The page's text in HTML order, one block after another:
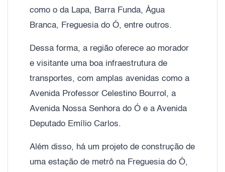
como o da Lapa, Barra Funda, Água
Branca, Freguesia do Ó, entre outros.
Dessa forma, a região oferece ao morador
e visitante uma boa infraestrutura de
transportes, com amplas avenidas como a
Avenida Professor Celestino Bourrol, a
Avenida Nossa Senhora do Ó e a Avenida
Deputado Emílio Carlos.
Além disso, há um projeto de construção de
uma estação de metrô na Freguesia do Ó,